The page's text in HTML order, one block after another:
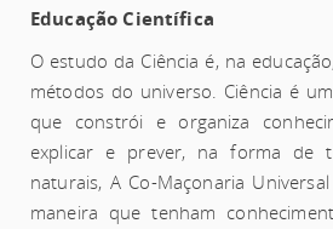
Educação Científica
O estudo da Ciência é, na
métodos do universo. Ciência é
que constrói e organiza
explicar e prever, na forma de
naturais, A Co-Maçonaria
maneira que tenham